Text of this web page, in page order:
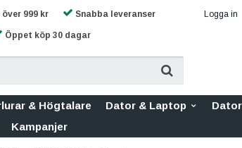
Logga in
999 kr Snabba leveranser
Öppet köp 30 dagar
& Högtalare Dator & Laptop
Kampanjer